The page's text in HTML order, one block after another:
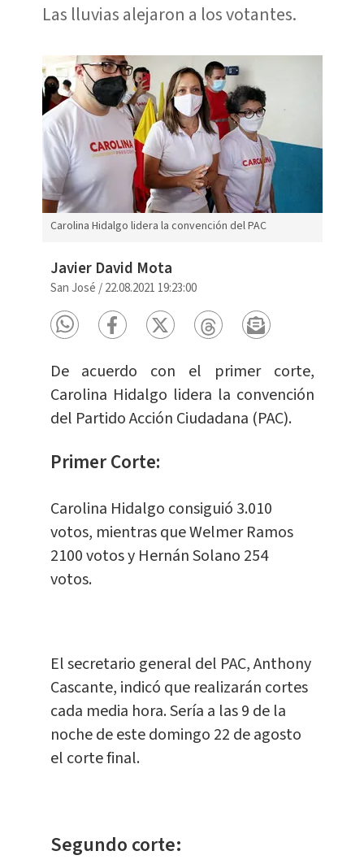
Las lluvias alejaron a los votantes.
Carolina Hidalgo lidera la convención del PAC
Javier David Mota
San José /22.08.2021 19:23:00
De acuerdo con el primer corte,
Carolina Hidalgo lidera la convención
del Partido Acción Ciudadana (PAC).
Primer Corte:
Carolina Hidalgo consiguió 3.010
votos, mientras que Welmer Ramos
2100 votos y Hernán Solano 254
votos.
El secretario general del PAC, Anthony
Cascante, indicó que realizarán cortes
cada media hora. Sería a las 9 de la
noche de este domingo 22 de agosto
el corte final.
Segundo corte: